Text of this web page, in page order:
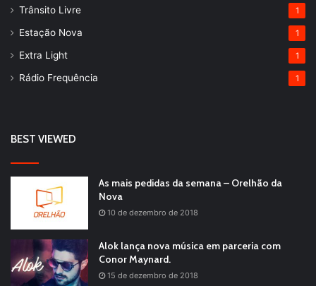
Trânsito Livre 1
Estação Nova 1
Extra Light 1
Rádio Frequência 1
BEST VIEWED
As mais pedidas da semana – Orelhão da
Nova
10 de dezembro de 2018
Alok lança nova música em parceria com
Conor Maynard.
15 de dezembro de 2018